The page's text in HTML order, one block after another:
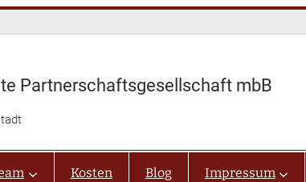
Partnerschaftsgesellschaft mbB
Kosten Blog Impressum